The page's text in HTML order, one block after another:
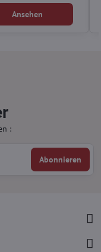
Ansehen
:
Abonnieren